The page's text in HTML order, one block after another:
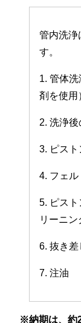
管内洗浄
す。
1. 管体
剤を使用
2. 洗浄
3. ピスト
4. フェル
5. ピス
リーニン
6. 抜き差
7. 注油
※納期は、約